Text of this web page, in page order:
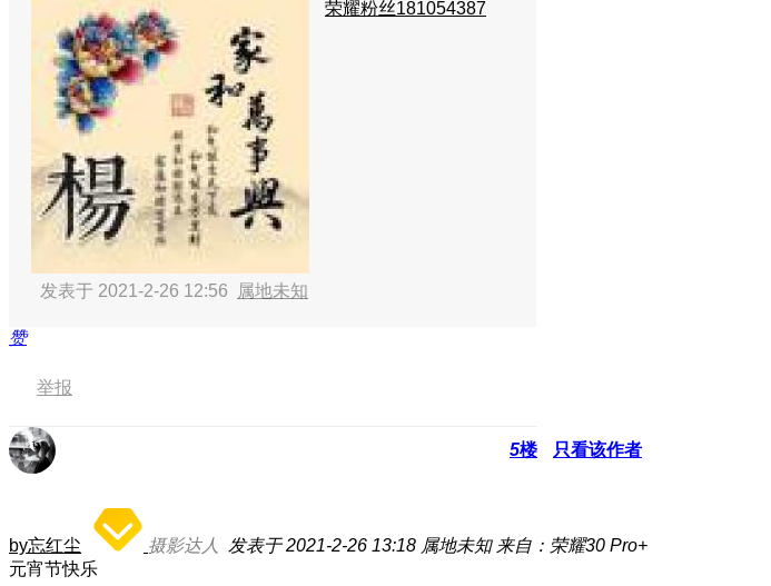
荣耀粉丝181054387
发表于 2021-2-26 12:56 属地未知
赞
举报
5楼 只看该作者
by忘红尘 摄影达人 发表于 2021-2-26 13:18 属地未知 来自：荣耀30 Pro+
元宵节快乐